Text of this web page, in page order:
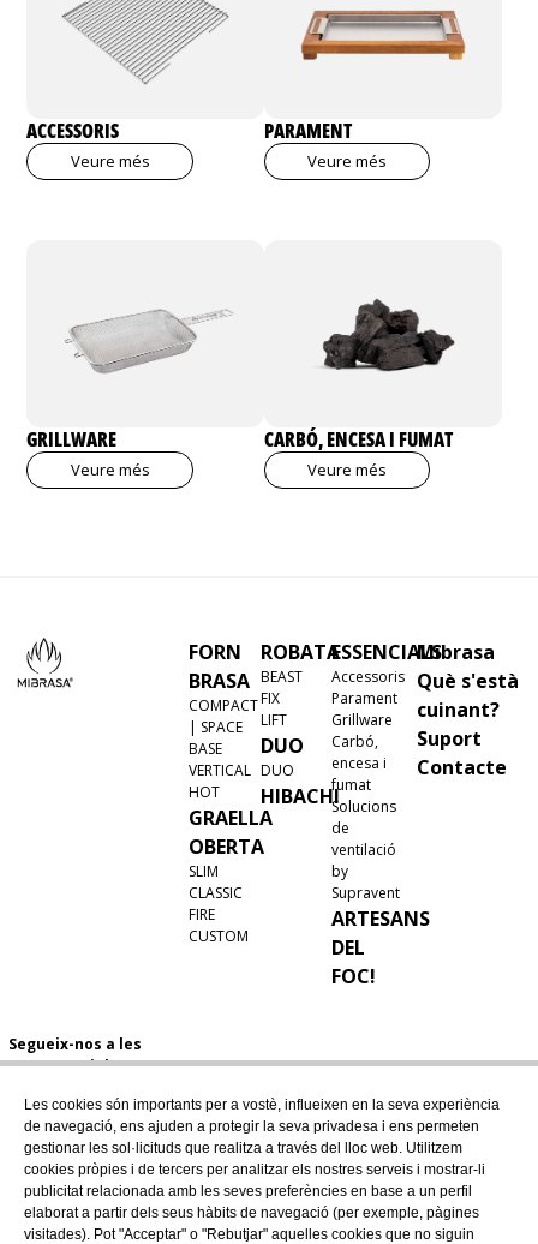
Les cookies són importants per a vostè, influeixen en la seva experiència
de navegació, ens ajuden a protegir la seva privadesa i ens permeten
gestionar les sol·licituds que realitza a través del lloc web. Utilitzem
cookies pròpies i de tercers per analitzar els nostres serveis i mostrar-li
publicitat relacionada amb les seves preferències en base a un perfil
elaborat a partir dels seus hàbits de navegació (per exemple, pàgines
visitades). Pot "Acceptar" o "Rebutjar" aquelles cookies que no siguin
ACCESSORIS
Veure més
PARAMENT
Veure més
GRILLWARE
Veure més
CARBÓ, ENCESA I FUMAT
Veure més
FORN
BRASA
COMPACT
| SPACE
BASE
VERTICAL
HOT
GRAELLA
OBERTA
SLIM
CLASSIC
FIRE
CUSTOM
ROBATA
BEAST
FIX
LIFT
DUO
DUO
HIBACHI
ESSENCIALS
Accessoris
Parament
Grillware
Carbó,
encesa i
fumat
Solucions
de
ventilació
by
Supravent
ARTESANS
DEL
FOC!
Mibrasa
Què s'està
cuinant?
Suport
Contacte
Segueix-nos a les
xarxes socials